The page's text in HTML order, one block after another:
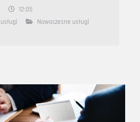
12:05
usługi
Nowoczesne usługi